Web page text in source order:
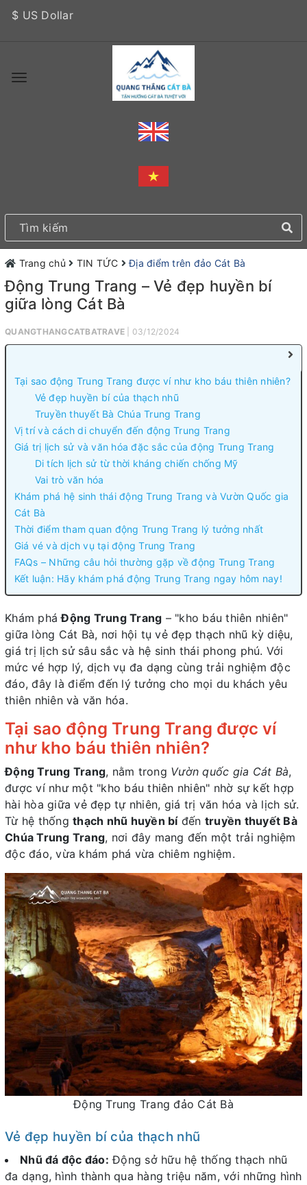
$ US Dollar
Trang chủ TIN TỨC Địa điểm trên đảo Cát Bà
Động Trung Trang – Vẻ đẹp huyền bí
giữa lòng Cát Bà
QUANGTHANGCATBATRAVE | 03/12/2024
Tại sao động Trung Trang được ví như kho báu thiên nhiên?
Vẻ đẹp huyền bí của thạch nhũ
Truyền thuyết Bà Chúa Trung Trang
Vị trí và cách di chuyển đến động Trung Trang
Giá trị lịch sử và văn hóa đặc sắc của động Trung Trang
Di tích lịch sử từ thời kháng chiến chống Mỹ
Vai trò văn hóa
Khám phá hệ sinh thái động Trung Trang và Vườn Quốc gia
Cát Bà
Thời điểm tham quan động Trung Trang lý tưởng nhất
Giá vé và dịch vụ tại động Trung Trang
FAQs – Những câu hỏi thường gặp về động Trung Trang
Kết luận: Hãy khám phá động Trung Trang ngay hôm nay!
Khám pháĐộng Trung Trang – "kho báu thiên nhiên"
giữa lòng Cát Bà, nơi hội tụ vẻ đẹp thạch nhũ kỳ diệu,
giá trị lịch sử sâu sắc và hệ sinh thái phong phú. Với
mức vé hợp lý, dịch vụ đa dạng cùng trải nghiệm độc
đáo, đây là điểm đến lý tưởng cho mọi du khách yêu
thiên nhiên và văn hóa.
Tại sao động Trung Trang được ví
như kho báu thiên nhiên?
Động Trung Trang, nằm trong Vườn quốc gia Cát Bà,
được ví như một "kho báu thiên nhiên" nhờ sự kết hợp
hài hòa giữa vẻ đẹp tự nhiên, giá trị văn hóa và lịch sử.
Từ hệ thống thạch nhũ huyền bíđến truyền thuyết Bà
Chúa Trung Trang, nơi đây mang đến một trải nghiệm
độc đáo, vừa khám phá vừa chiêm nghiệm.
Động Trung Trang đảo Cát Bà
Vẻ đẹp huyền bí của thạch nhũ
Nhũ đá độc đáo: Động sở hữu hệ thống thạch nhũ
đa dạng, hình thành qua hàng triệu năm, với những hình